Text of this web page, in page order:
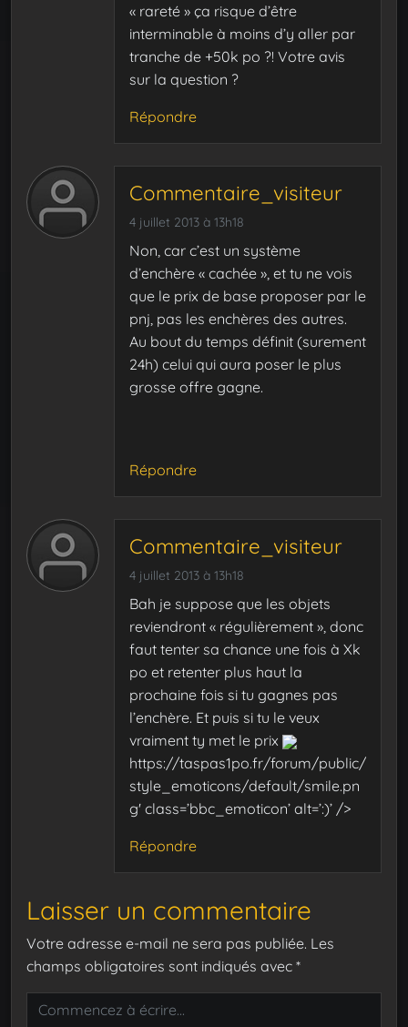
« rareté » ça risque d’être
interminable à moins d’y aller par
tranche de +50k po ?! Votre avis
sur la question ?
Répondre
Commentaire_visiteur
4 juillet 2013 à 13h18
Non, car c’est un système
d’enchère « cachée », et tu ne vois
que le prix de base proposer par le
pnj, pas les enchères des autres.
Au bout du temps définit (surement
24h) celui qui aura poser le plus
grosse offre gagne.
Répondre
Commentaire_visiteur
4 juillet 2013 à 13h18
Bah je suppose que les objets
reviendront « régulièrement », donc
faut tenter sa chance une fois à Xk
po et retenter plus haut la
prochaine fois si tu gagnes pas
l’enchère. Et puis si tu le veux
vraiment ty met le prix
https://taspas1po.fr/forum/public/
style_emoticons/default/smile.pn
g' class=’bbc_emoticon’ alt=’:)’ />
Répondre
Laisser un commentaire
Votre adresse e-mail ne sera pas publiée. Les
champs obligatoires sont indiqués avec *